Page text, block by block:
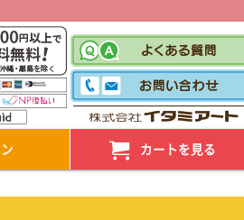
カートを見る